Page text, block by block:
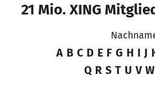
21 Mio. XING
A B C D E F G H I J
Q R S T U V W